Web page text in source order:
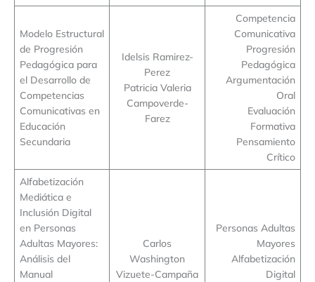
Modelo Estructural
de Progresión
Pedagógica para
el Desarrollo de
Competencias
Comunicativas en
Educación
Secundaria
Idelsis Ramirez-
Perez
Patricia Valeria
Campoverde-
Farez
Competencia
Comunicativa
Progresión
Pedagógica
Argumentación
Oral
Evaluación
Formativa
Pensamiento
Crítico
Alfabetización
Mediática e
Inclusión Digital
en Personas
Adultas Mayores:
Análisis del
Manual
Carlos
Washington
Vizuete-Campaña
Personas Adultas
Mayores
Alfabetización
Digital